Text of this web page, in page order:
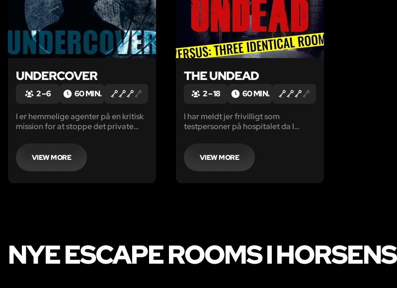
UNDERCOVER
2 – 6 60 MIN.
I er hemmelige agenter på en kritisk
mission for at stoppe det private
at sælge statshemmeligheder
verden rundt...
VIEW MORE
THE UNDEAD
2 – 18 60 MIN.
I har meldt jer frivilligt som
testpersoner på hospitalet da I
frygtelige zombievirus.
Videnskabsfolk har længe arbejdet
for at finde en modgift, men uden
VIEW MORE
NYE ESCAPE ROOMS I HORSENS